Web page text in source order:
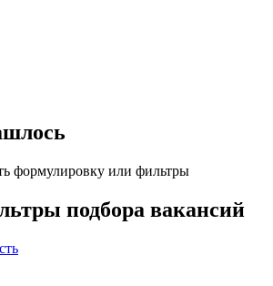
формулировку или фильтры
подбора вакансий